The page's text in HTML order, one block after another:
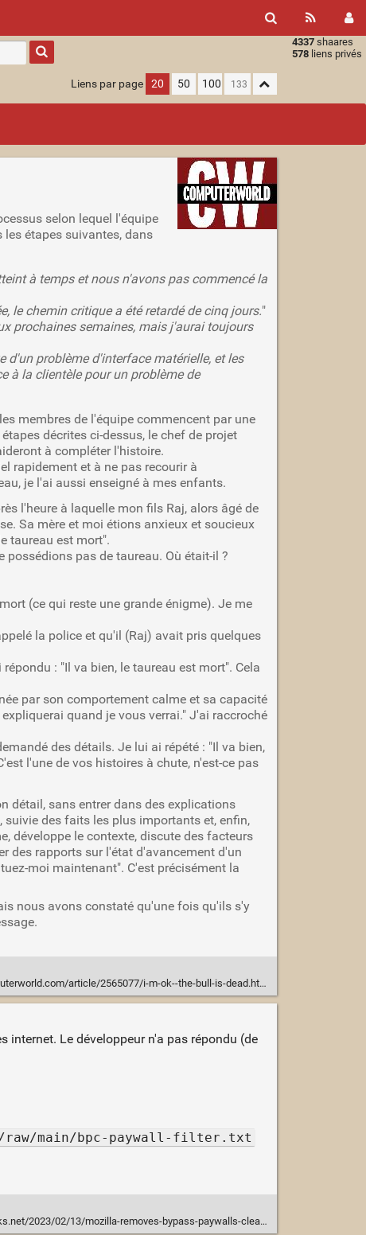
4337 shaares
578 liens privés
Type 1 or
more
characters
results.
Liens par page 20 50 100
selon lequel l'équipe
étapes suivantes, dans
à temps et nous n'avons pas commencé la
le chemin critique a été retardé de cinq jours."
prochaines semaines, mais j'aurai toujours
d'un problème d'interface matérielle, et les
à la clientèle pour un problème de
membres de l'équipe commencent par une
décrites ci-dessus, le chef de projet
à compléter l'histoire.
rapidement et à ne pas recourir à
je l'ai aussi enseigné à mes enfants.
l'heure à laquelle mon fils Raj, alors âgé de
Sa mère et moi étions anxieux et soucieux
taureau est mort".
pas de taureau. Où était-il ?
(ce qui reste une grande énigme). Je me
la police et qu'il (Raj) avait pris quelques
: "Il va bien, le taureau est mort". Cela
par son comportement calme et sa capacité
quand je vous verrai." J'ai raccroché
des détails. Je lui ai répété : "Il va bien,
l'une de vos histoires à chute, n'est-ce pas
détail, sans entrer dans des explications
des faits les plus importants et, enfin,
développe le contexte, discute des facteurs
des rapports sur l'état d'avancement d'un
moi maintenant". C'est précisément la
nous avons constaté qu'une fois qu'ils s'y
article/2565077/i-m-ok--the-bull-is-dead.html
internet. Le développeur n'a pas répondu (de
raw/main/bpc-paywall-filter.txt
13/mozilla-removes-bypass-paywalls-clean-extension-from-its-add-ons-repository/